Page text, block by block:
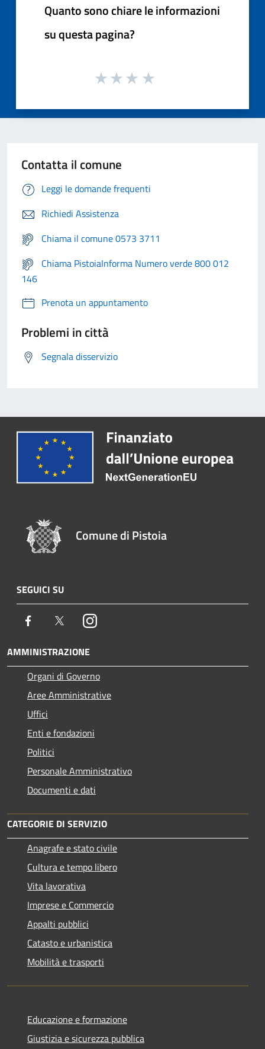
Quanto sono chiare le informazioni
su questa pagina?
Contatta il comune
Leggi le domande frequenti
Richiedi Assistenza
Chiama il comune 0573 3711
Chiama PistoiaInforma Numero verde 800 012
146
Prenota un appuntamento
Problemi in città
Segnala disservizio
Comune di Pistoia
SEGUICI SU
Facebook TwitterInstagram
AMMINISTRAZIONE
Organi di Governo
Aree Amministrative
Uffici
Enti e fondazioni
Politici
Personale Amministrativo
Documenti e dati
CATEGORIE DI SERVIZIO
Anagrafe e stato civile
Cultura e tempo libero
Vita lavorativa
Imprese e Commercio
Appalti pubblici
Catasto e urbanistica
Mobilità e trasporti
Educazione e formazione
Giustizia e sicurezza pubblica